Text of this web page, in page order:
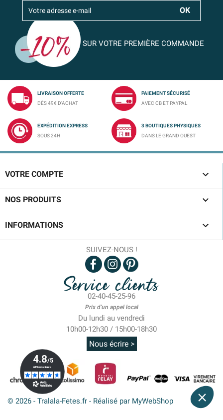
SUR VOTRE PREMIÈRE COMMANDE
LIVRAISON OFFERTE
DÈS 49€ D'ACHAT
PAIEMENT SÉCURISÉ
AVEC CB ET PAYPAL
EXPÉDITION EXPRESS
SOUS 24H
3 BOUTIQUES PHYSIQUES
DANS LE GRAND OUEST
VOTRE COMPTE 
NOS PRODUITS 
INFORMATIONS 
SUIVEZ-NOUS !
Service clients
02-40-45-25-96
Prix d'un appel local
Du lundi au vendredi
10h00-12h30 / 15h00-18h30
Nous écrire >
© 2026 - Tralala-Fetes.fr - Réalisé par MyWebShop